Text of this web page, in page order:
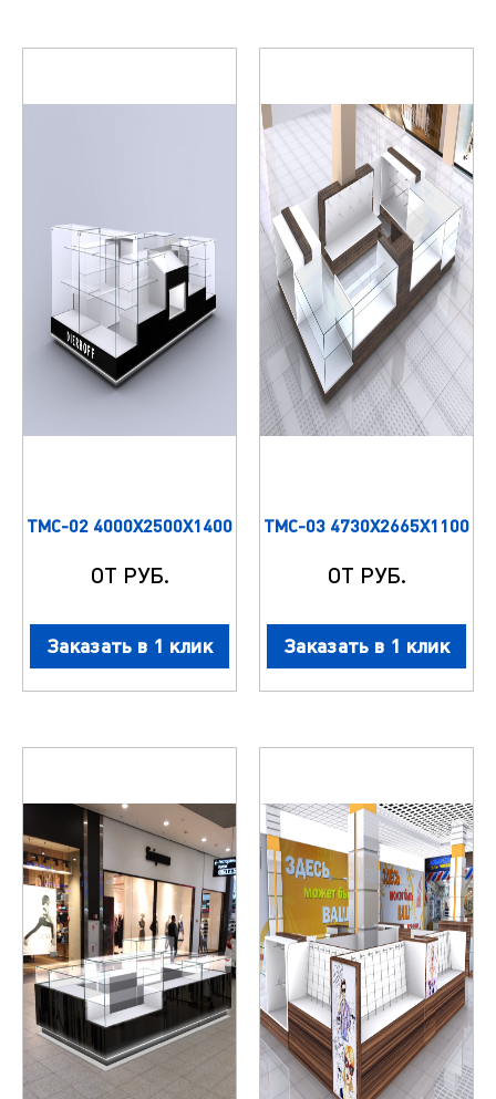
ТМС-02 4000Х2500Х1400
ОТ РУБ.
Заказать в 1 клик
ТМС-03 4730Х2665Х1100
ОТ РУБ.
Заказать в 1 клик